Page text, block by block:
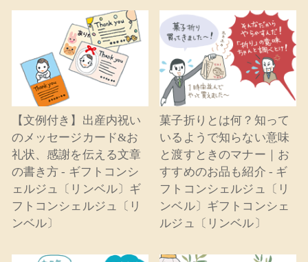
【文例付き】出産内祝い
のメッセージカード&お
礼状、感謝を伝える文章
の書き方 - ギフトコンシ
ェルジュ〔リンベル〕ギ
フトコンシェルジュ〔リ
ンベル〕
菓子折りとは何？知って
いるようで知らない意味
と渡すときのマナー｜お
すすめのお品も紹介 - ギ
フトコンシェルジュ〔リ
ンベル〕ギフトコンシェ
ルジュ〔リンベル〕